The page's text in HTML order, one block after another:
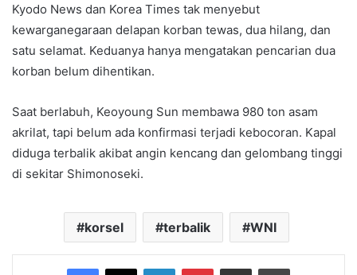
Kyodo News dan Korea Times tak menyebut
kewarganegaraan delapan korban tewas, dua hilang, dan
satu selamat. Keduanya hanya mengatakan pencarian dua
korban belum dihentikan.
Saat berlabuh, Keoyoung Sun membawa 980 ton asam
akrilat, tapi belum ada konfirmasi terjadi kebocoran. Kapal
diduga terbalik akibat angin kencang dan gelombang tinggi
di sekitar Shimonoseki.
korsel terbalik WNI
Facebook
X LinkedInPinterestShare via Email Print